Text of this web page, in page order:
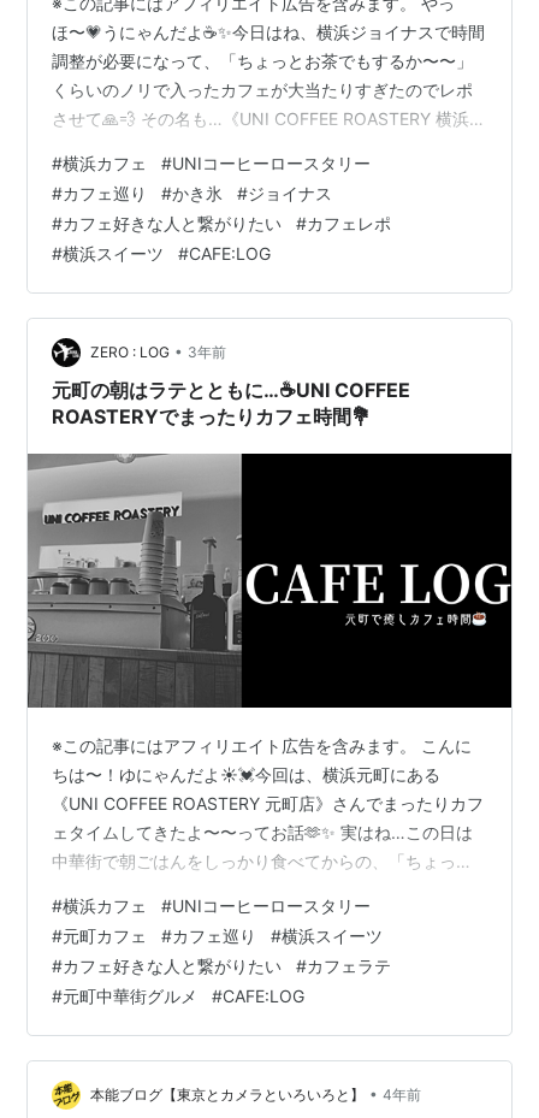
ほ〜💗うにゃんだよ☕️✨今日はね、横浜ジョイナスで時間
調整が必要になって、「ちょっとお茶でもするか〜〜」
くらいのノリで入ったカフェが大当たりすぎたのでレポ
させて🙏💨 その名も…《UNI COFFEE ROASTERY 横浜ジ
んだけど、ジョイナス店もめっちゃ雰囲気良かった…！
なんて言うか、無機質すぎないオシャレ感って感じで落
ち着けるの🥹💭 この日は私はアイスラテを頼んだんだけ
ど（クーラーゆるめだったから氷ありで…珍しい笑）一
緒にいた母が頼んだのがまさかの… 🍓✨か・き・氷✨🍓
そう、まさかの映え…
#横浜カフェ #UNIコーヒーロースタリー
#カフェ巡り #かき氷 #ジョイナス
#カフェ好きな人と繋がりたい #カフェレポ
#横浜スイーツ #CAFE:LOG
ZERO : LOG • 3年前
元町の朝はラテとともに…☕️UNI COFFEE
ROASTERYでまったりカフェ時間💐
※この記事にはアフィリエイト広告を含みます。 こんに
ちは〜！ゆにゃんだよ☀️💓今回は、横浜元町にある
《UNI COFFEE ROASTERY 元町店》さんでまったりカフ
ェタイムしてきたよ〜〜ってお話🫶✨ 実はね…この日は
中華街で朝ごはんをしっかり食べてからの、「ちょっと
つけたこのカフェが大正解すぎた…！！！ お店の外観は
シンプルでオシャレ〜！デザインが、大人可愛い感じで
テンション上がる〜💐✨ 中に入ってまず驚いたのが、可
愛い店内の空気感🎀広すぎず、狭すぎず、程よい距離感
のある空間で「ここ、ひとりでも入りやすいな〜」って
思った！ 私は1階席に座…
#横浜カフェ #UNIコーヒーロースタリー
#元町カフェ #カフェ巡り #横浜スイーツ
#カフェ好きな人と繋がりたい #カフェラテ
#元町中華街グルメ #CAFE:LOG
本能ブログ【東京とカメラといろいろと】 • 4年前